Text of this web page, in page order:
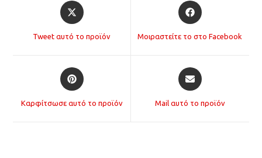
Opens
in
Tweet αυτό το προϊόν
Opens
in
Μοιραστείτε το στο Facebook
Opens
in
Καρφίτσωσε αυτό το προϊόν
Opens
in
Mail αυτό το προϊόν